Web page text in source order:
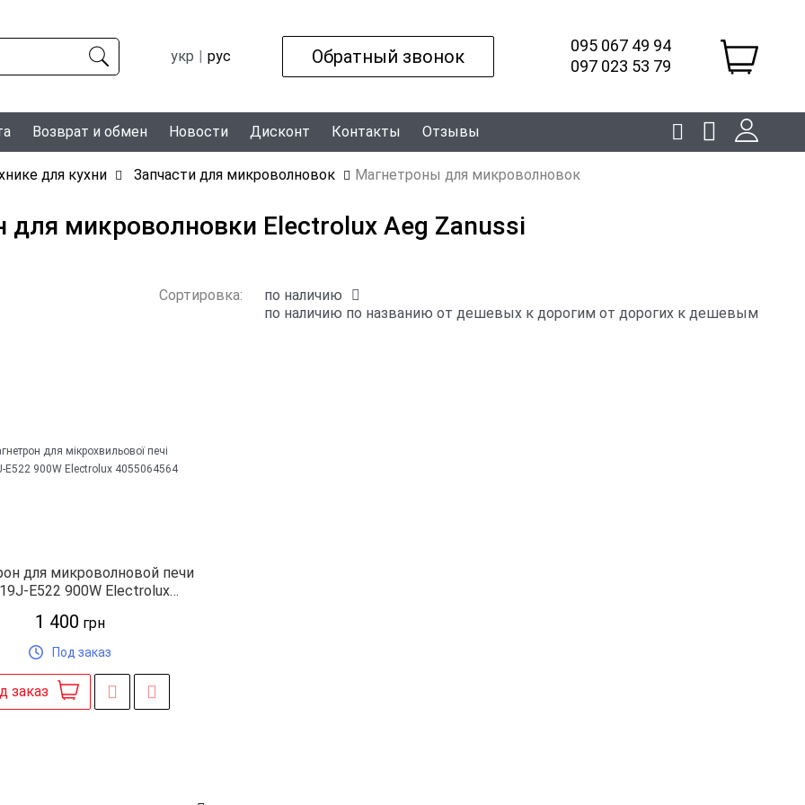
укр рус Обратный звонок
095 067 49 94
097 023 53 79
Возврат и обмен Новости Дисконт Контакты Отзывы
для кухни Запчасти для микроволновок Магнетроны для микроволновок
для микроволновки Electrolux Aeg Zanussi
Сортировка:
по наличию
по наличию по названию от дешевых к дорогим от дорогих к дешевым
для микроволновой печи
E522 900W Electrolux
1 400 грн
Под заказ
заказ